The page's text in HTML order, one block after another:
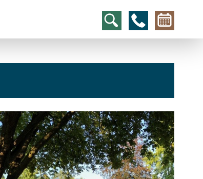
ed.ne
kalsn
id-gh
t@elu
hcs